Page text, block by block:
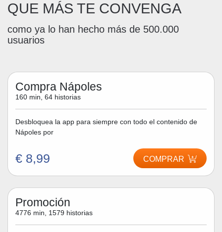
QUE MÁS TE CONVENGA
como ya lo han hecho más de 500.000
usuarios
Compra Nápoles
160 min, 64 historias
Desbloquea la app para siempre con todo el contenido de
Nápoles por
€ 8,99 COMPRAR
Promoción
4776 min, 1579 historias